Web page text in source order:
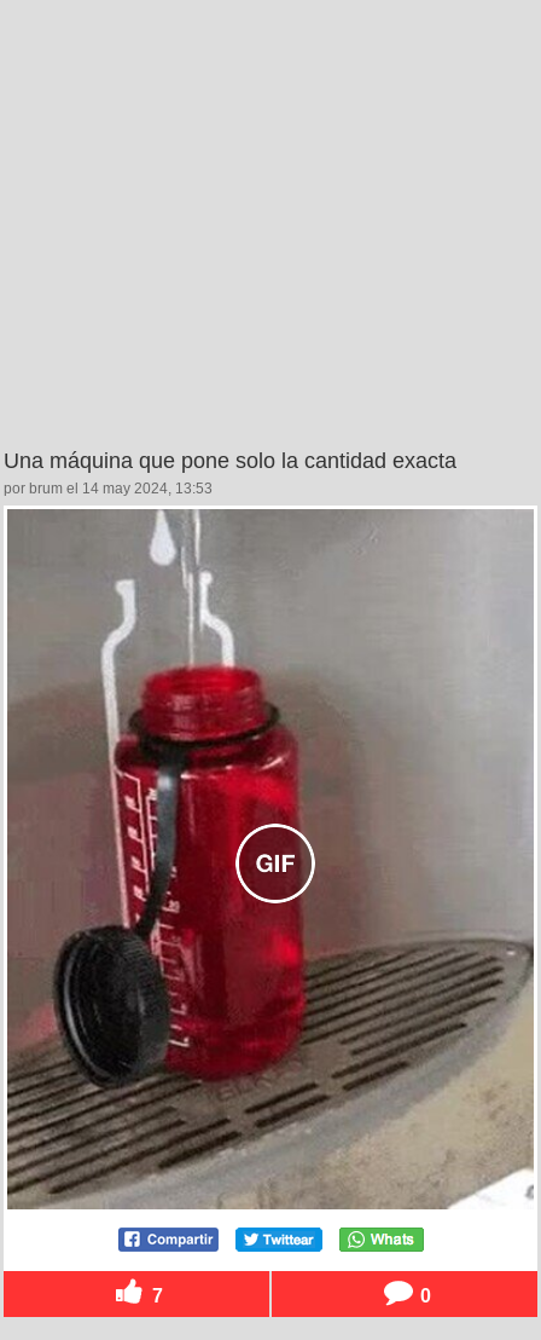
Una máquina que pone solo la cantidad exacta
por brum el 14 may 2024, 13:53
7 0